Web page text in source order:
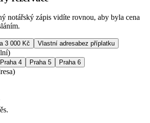
notářský zápis vidíte rovnou, aby byla cena
3 000 Kč Vlastní adresabez příplatku
Praha 4 Praha 5 Praha 6